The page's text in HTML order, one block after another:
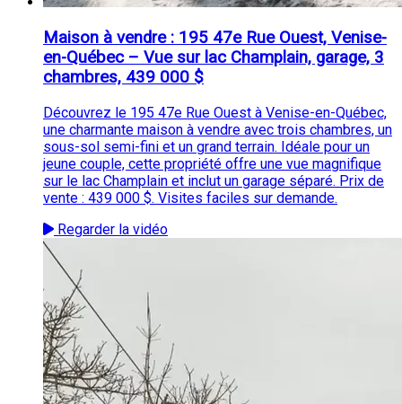
Maison à vendre : 195 47e Rue Ouest, Venise-
en-Québec – Vue sur lac Champlain, garage, 3
chambres, 439 000 $
Découvrez le 195 47e Rue Ouest à Venise-en-Québec,
une charmante maison à vendre avec trois chambres, un
sous-sol semi-fini et un grand terrain. Idéale pour un
jeune couple, cette propriété offre une vue magnifique
sur le lac Champlain et inclut un garage séparé. Prix de
vente : 439 000 $. Visites faciles sur demande.
Regarder la vidéo